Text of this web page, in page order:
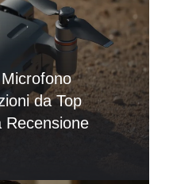
da Top
Recensione